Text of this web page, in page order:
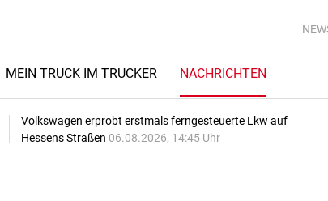
MEIN TRUCK IM TRUCKER NACHRICHTEN
Volkswagen erprobt erstmals ferngesteuerte Lkw auf
Hessens Straßen 06.08.2026, 14:45 Uhr